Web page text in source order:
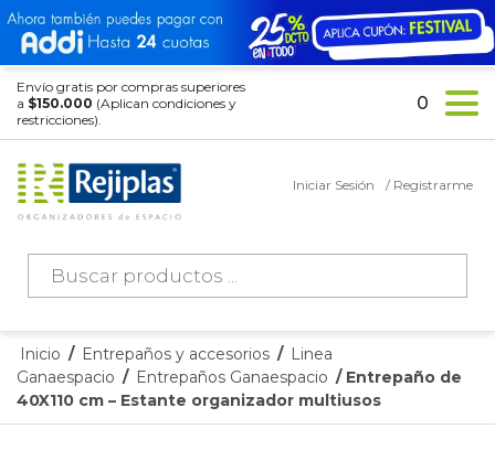
Envío gratis por compras superiores
a $150.000 (Aplican condiciones y
restricciones).
Búsqueda
productos
Iniciar Sesión / Registrarme
0
Inicio / Entrepaños y accesorios / Linea
Ganaespacio / Entrepaños Ganaespacio / Entrepaño de
40X110 cm – Estante organizador multiusos